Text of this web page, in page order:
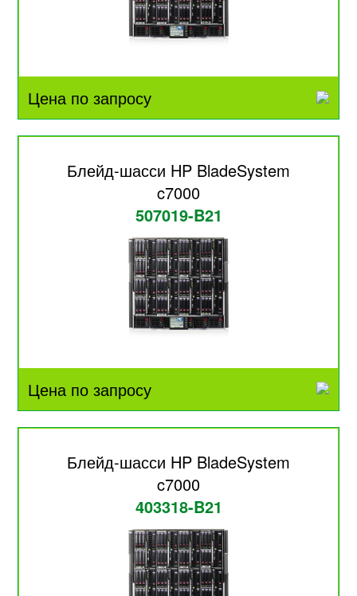
Цена по запросу
Блейд-шасси HP BladeSystem
c7000
507019-B21
Цена по запросу
Блейд-шасси HP BladeSystem
c7000
403318-B21